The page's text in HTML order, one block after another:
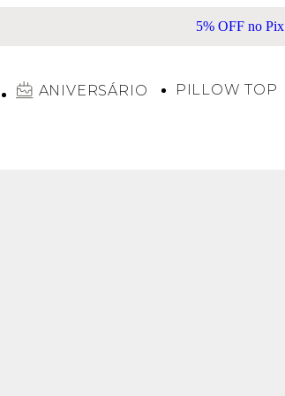
5% OFF no Pix
ANIVERSÁRIO PILLOW TOP